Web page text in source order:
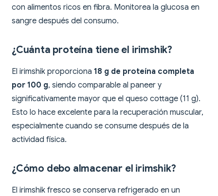
con alimentos ricos en fibra. Monitorea la glucosa en
sangre después del consumo.
¿Cuánta proteína tiene el irimshik?
El irimshik proporciona 18 g de proteína completa
por 100 g, siendo comparable al paneer y
significativamente mayor que el queso cottage (11 g).
Esto lo hace excelente para la recuperación muscular,
especialmente cuando se consume después de la
actividad física.
¿Cómo debo almacenar el irimshik?
El irimshik fresco se conserva refrigerado en un